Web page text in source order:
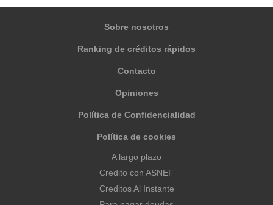
Sobre nosotros
Ranking de créditos rápidos
Contacto
Opiniones
Política de Confidencialidad
Política de cookies
A largo plazo
Credito con ASNEF
Creditos Al Instante